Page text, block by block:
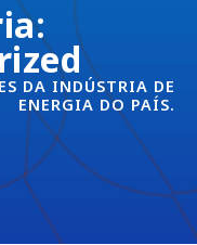
DA INDÚSTRIA DE
ENERGIA DO PAÍS.